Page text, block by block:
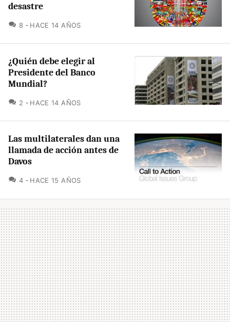
desastre
8 COMENTARIOS
HACE 14 AÑOS
¿Quién debe elegir al
Presidente del Banco
Mundial?
2 COMENTARIOS
HACE 14 AÑOS
Las multilaterales dan una
llamada de acción antes de
Davos
4 COMENTARIOS
HACE 15 AÑOS